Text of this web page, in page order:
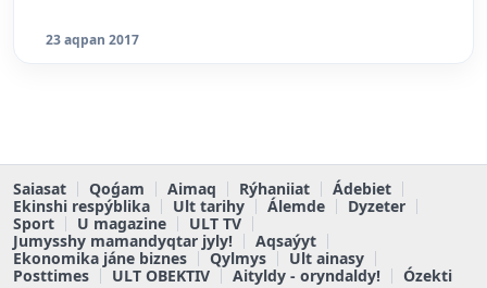
23 aqpan 2017
Saiasat Qoǵam Aimaq Rýhaniiat
Ádebiet
Ekinshi respýblika
Ult tarihy Álemde
Dyzeter
Sport
U magazine
ULT TV
Jumysshy mamandyqtar jyly!
Aqsaýyt
Ekonomika jáne biznes
Qylmys
Ult ainasy
Posttimes
ULT OBEKTIV Aityldy - oryndaldy! Ózekti